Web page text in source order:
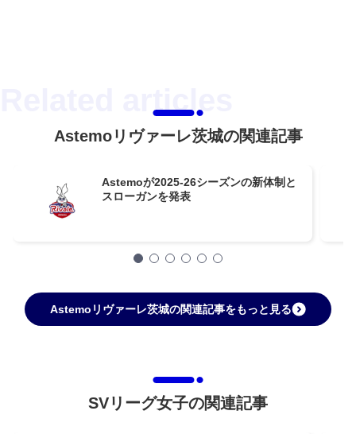
Astemoリヴァーレ茨城の関連記事
Astemoが2025-26シーズンの新体制と
スローガンを発表
Astemoリヴァーレ茨城の関連記事をもっと見る
SVリーグ女子の関連記事